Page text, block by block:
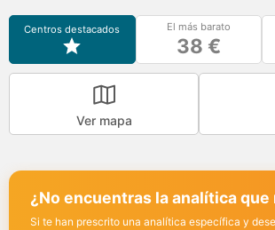
Centros destacados El más barato
38 €
Ver mapa
¿No encuentras la analítica
Si te han prescrito una analítica específica y